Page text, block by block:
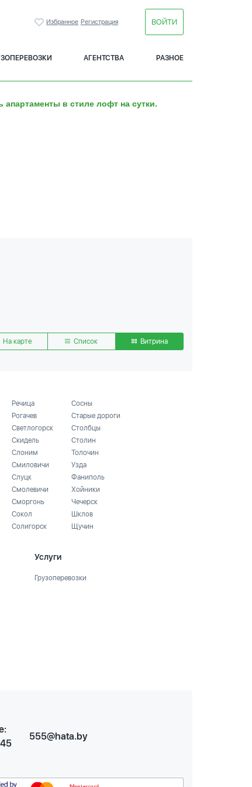
Избранное Регистрация ВОЙТИ
АГЕНТСТВА РАЗНОЕ
апартаменты в стиле лофт на сутки.
На карте Список Витрина
Речица
Рогачев
Светлогорск
Скидель
Слоним
Смиловичи
Слуцк
Смолевичи
Сморгонь
Сокол
Солигорск
Сосны
Старые дороги
Столбцы
Столин
Толочин
Узда
Фаниполь
Хойники
Чечерск
Шклов
Щучин
Услуги
Грузоперевозки
555@hata.by